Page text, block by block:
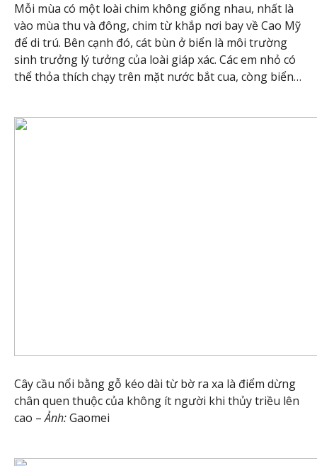
Mỗi mùa có một loài chim không giống nhau, nhất là
vào mùa thu và đông, chim từ khắp nơi bay về Cao Mỹ
để di trú. Bên cạnh đó, cát bùn ở biển là môi trường
sinh trưởng lý tưởng của loài giáp xác. Các em nhỏ có
thể thỏa thích chạy trên mặt nước bắt cua, còng biển…
Cây cầu nổi bằng gỗ kéo dài từ bờ ra xa là điểm dừng
chân quen thuộc của không ít người khi thủy triều lên
cao –Ảnh:Gaomei